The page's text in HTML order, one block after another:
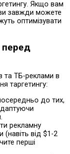
Якщо вам
завжди можете
оптимізувати
перед
та ТБ-реклами в
таргетингу:
до тих,
рекламну
(навіть від $1-2
перші